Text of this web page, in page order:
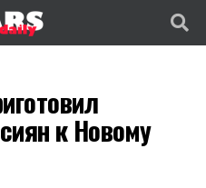
к Новому